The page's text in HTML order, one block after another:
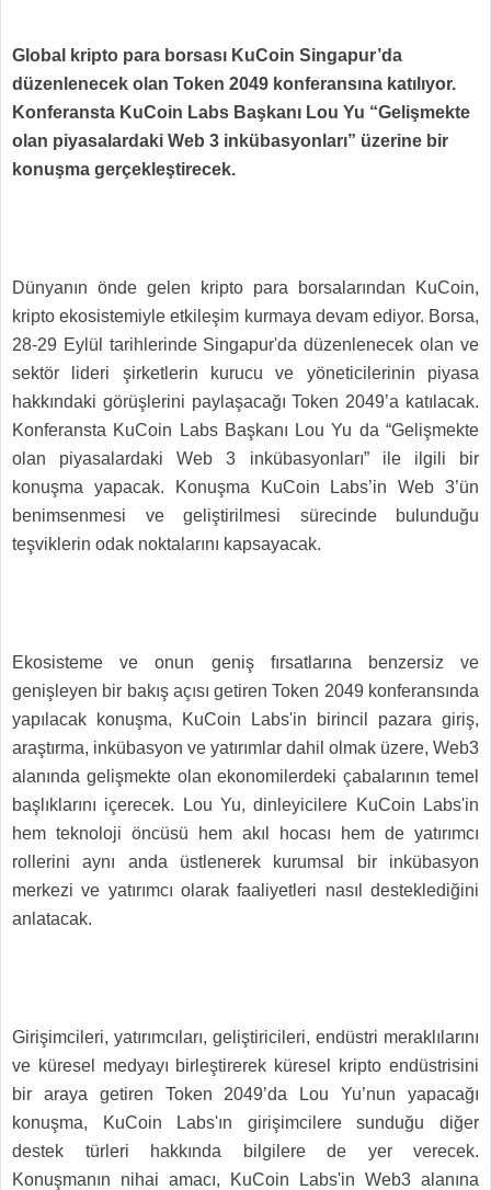
Global kripto para borsası KuCoin Singapur’da
düzenlenecek olan Token 2049 konferansına katılıyor.
Konferansta KuCoin Labs Başkanı Lou Yu “Gelişmekte
olan piyasalardaki Web 3 inkübasyonları” üzerine bir
konuşma gerçekleştirecek.
Dünyanın önde gelen kripto para borsalarından KuCoin,
kripto ekosistemiyle etkileşim kurmaya devam ediyor. Borsa,
28-29 Eylül tarihlerinde Singapur'da düzenlenecek olan ve
sektör lideri şirketlerin kurucu ve yöneticilerinin piyasa
hakkındaki görüşlerini paylaşacağı Token 2049’a katılacak.
Konferansta KuCoin Labs Başkanı Lou Yu da “Gelişmekte
olan piyasalardaki Web 3 inkübasyonları” ile ilgili bir
konuşma yapacak. Konuşma KuCoin Labs’in Web 3’ün
benimsenmesi ve geliştirilmesi sürecinde bulunduğu
teşviklerin odak noktalarını kapsayacak.
Ekosisteme ve onun geniş fırsatlarına benzersiz ve
genişleyen bir bakış açısı getiren Token 2049 konferansında
yapılacak konuşma, KuCoin Labs'in birincil pazara giriş,
araştırma, inkübasyon ve yatırımlar dahil olmak üzere, Web3
alanında gelişmekte olan ekonomilerdeki çabalarının temel
başlıklarını içerecek. Lou Yu, dinleyicilere KuCoin Labs'in
hem teknoloji öncüsü hem akıl hocası hem de yatırımcı
rollerini aynı anda üstlenerek kurumsal bir inkübasyon
merkezi ve yatırımcı olarak faaliyetleri nasıl desteklediğini
anlatacak.
Girişimcileri, yatırımcıları, geliştiricileri, endüstri meraklılarını
ve küresel medyayı birleştirerek küresel kripto endüstrisini
bir araya getiren Token 2049’da Lou Yu’nun yapacağı
konuşma, KuCoin Labs'ın girişimcilere sunduğu diğer
destek türleri hakkında bilgilere de yer verecek.
Konuşmanın nihai amacı, KuCoin Labs'in Web3 alanına